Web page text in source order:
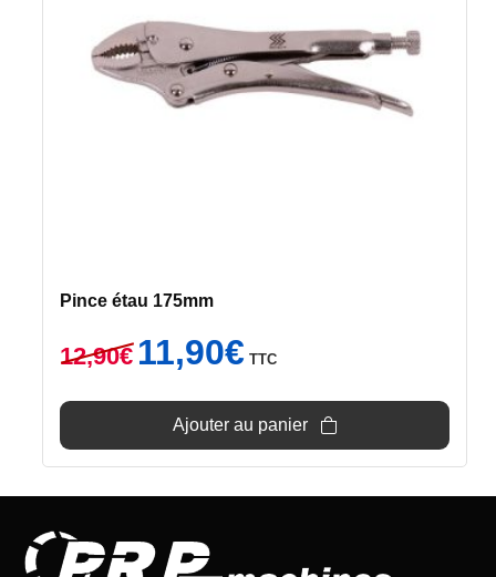
Pince étau 175mm
12,90€
Le
prix
était :
11,90€prix
est :
TTC
Ajouter au panier